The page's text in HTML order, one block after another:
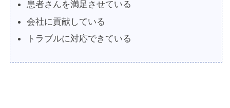
患者さんを満足させている
会社に貢献している
トラブルに対応できている